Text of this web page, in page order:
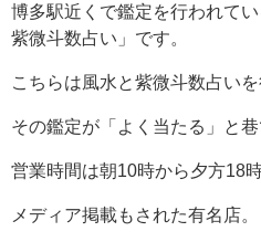
博多駅近くで鑑定を行われて
紫微斗数占い」です。
こちらは風水と紫微斗数占い
その鑑定が「よく当たる」と
営業時間は朝10時から夕方18時
メディア掲載もされた有名店。